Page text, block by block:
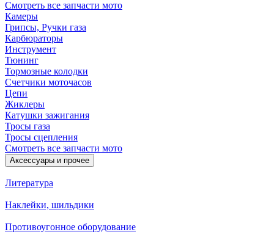
Смотреть все запчасти мото
Камеры
Грипсы, Ручки газа
Карбюраторы
Инструмент
Тюнинг
Тормозные колодки
Счетчики моточасов
Цепи
Жиклеры
Катушки зажигания
Тросы газа
Тросы сцепления
Смотреть все запчасти мото
Аксессуары и прочее
Литература
Наклейки, шильдики
Противоугонное оборудование